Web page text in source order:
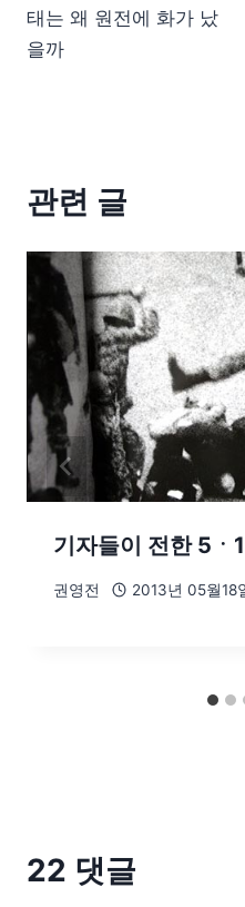
태는 왜 원전에 화가 났
을까
관련 글
기자들이 전한 5ㆍ
권영전 2013년 05월18
22 댓글